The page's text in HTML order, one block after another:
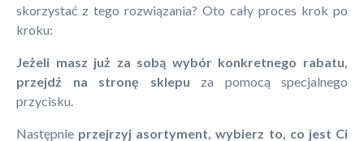
skorzystać z tego rozwiązania? Oto cały proces krok po
kroku:
Jeżeli masz już za sobą wybór konkretnego rabatu,
przejdź na stronę sklepu za pomocą specjalnego
przycisku.
Następnie przejrzyj asortyment, wybierz to, co jest Ci